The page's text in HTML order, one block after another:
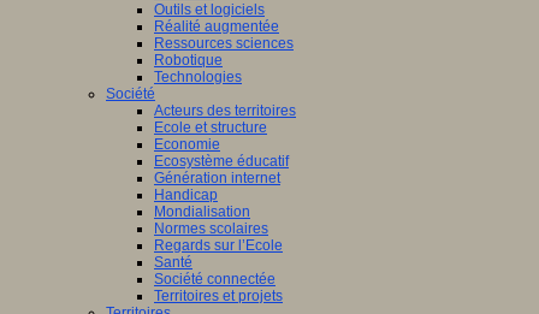
Outils et logiciels
Réalité augmentée
Ressources sciences
Robotique
Technologies
Société
Acteurs des territoires
Ecole et structure
Economie
Ecosystème éducatif
Génération internet
Handicap
Mondialisation
Normes scolaires
Regards sur l’Ecole
Santé
Société connectée
Territoires et projets